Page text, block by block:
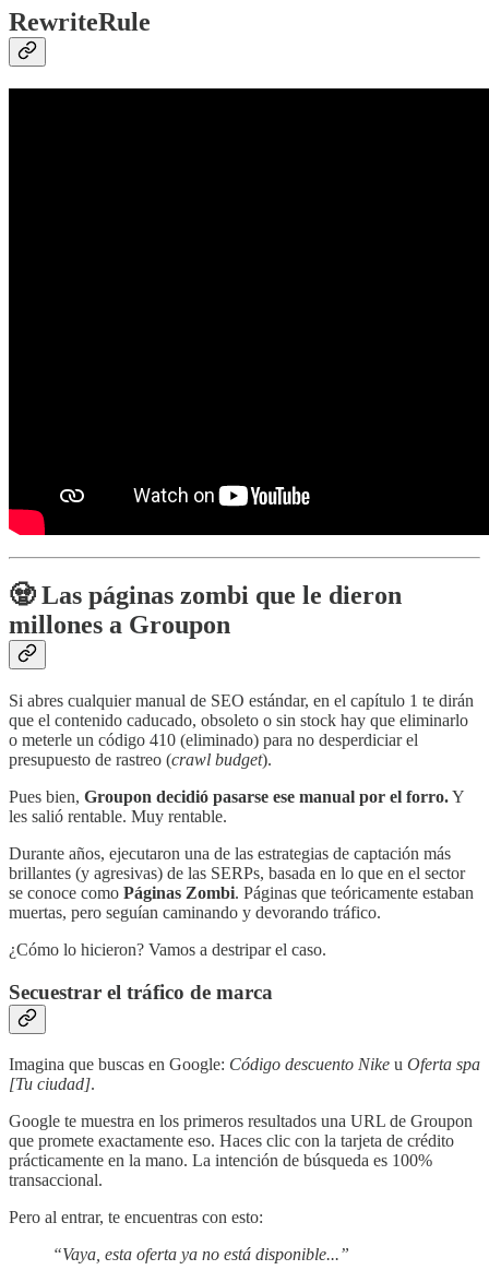
RewriteRule
🧟 Las páginas zombi que le dieron
millones a Groupon
Si abres cualquier manual de SEO estándar, en el capítulo 1 te dirán
que el contenido caducado, obsoleto o sin stock hay que eliminarlo
o meterle un código 410 (eliminado) para no desperdiciar el
presupuesto de rastreo (crawl budget).
Pues bien, Groupon decidió pasarse ese manual por el forro.Y
les salió rentable. Muy rentable.
Durante años, ejecutaron una de las estrategias de captación más
brillantes (y agresivas) de las SERPs, basada en lo que en el sector
se conoce como Páginas Zombi. Páginas que teóricamente estaban
muertas, pero seguían caminando y devorando tráfico.
¿Cómo lo hicieron? Vamos a destripar el caso.
Secuestrar el tráfico de marca
Imagina que buscas en Google: Código descuento Nike u Oferta spa
[Tu ciudad].
Google te muestra en los primeros resultados una URL de Groupon
que promete exactamente eso. Haces clic con la tarjeta de crédito
prácticamente en la mano. La intención de búsqueda es 100%
transaccional.
Pero al entrar, te encuentras con esto:
“Vaya, esta oferta ya no está disponible...”